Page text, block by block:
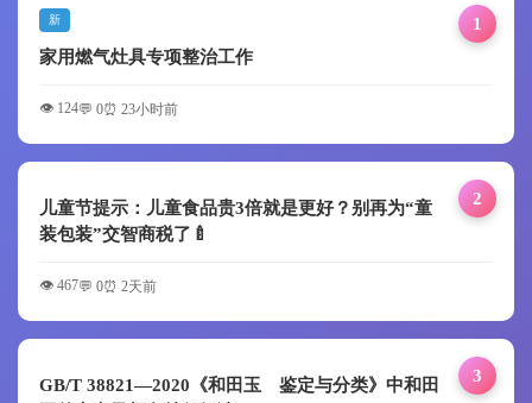
1
新
家用燃气灶具专项整治工作
👁️ 124💬 0⏰ 23小时前
2
儿童节提示：儿童食品贵3倍就是更好？别再为“童
装包装”交智商税了🍼
👁️ 467💬 0⏰ 2天前
3
GB/T 38821—2020《和田玉 鉴定与分类》中和田